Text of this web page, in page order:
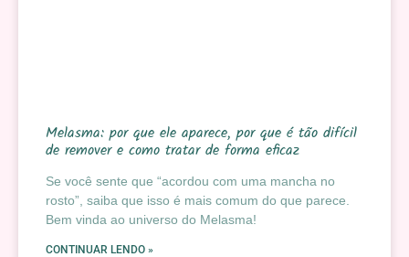
Melasma: por que ele aparece, por que é tão difícil
de remover e como tratar de forma eficaz
Se você sente que “acordou com uma mancha no
rosto”, saiba que isso é mais comum do que parece.
Bem vinda ao universo do Melasma!
CONTINUAR LENDO »